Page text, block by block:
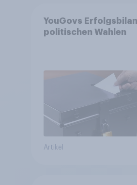
YouGovs
politischen Wahlen
Artikel